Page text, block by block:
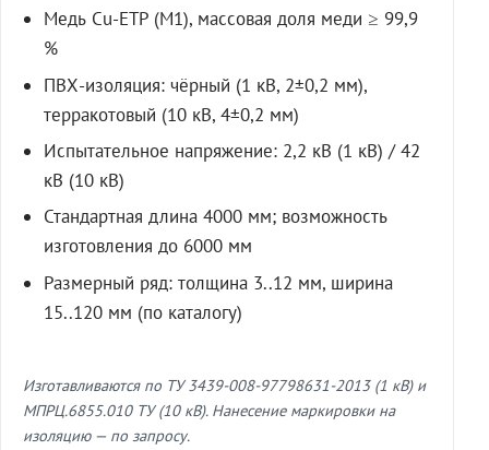
Медь Cu-ETP (M1), массовая доля меди ≥ 99,9
%
ПВХ-изоляция: чёрный (1 кВ, 2±0,2 мм),
терракотовый (10 кВ, 4±0,2 мм)
Испытательное напряжение: 2,2 кВ (1 кВ) / 42
кВ (10 кВ)
Стандартная длина 4000 мм; возможность
изготовления до 6000 мм
Размерный ряд: толщина 3..12 мм, ширина
15..120 мм (по каталогу)
Изготавливаются по ТУ 3439-008-97798631-2013 (1 кВ) и
МПРЦ.6855.010 ТУ (10 кВ). Нанесение маркировки на
изоляцию — по запросу.